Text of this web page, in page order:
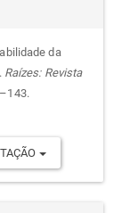
da
Raízes: Revista